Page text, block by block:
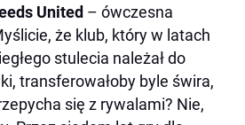
United – ówczesna
że klub, który w latach
stulecia należał do
transferowałoby byle świra,
się z rywalami? Nie,